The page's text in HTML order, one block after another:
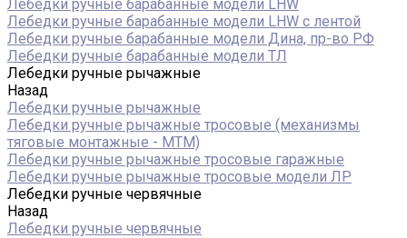
Лебедки ручные барабанные модели LHW
Лебедки ручные барабанные модели LHW c лентой
Лебедки ручные барабанные модели Дина, пр-во РФ
Лебедки ручные барабанные модели ТЛ
Лебедки ручные рычажные
Назад
Лебедки ручные рычажные
Лебедки ручные рычажные тросовые (механизмы
тяговые монтажные - МТМ)
Лебедки ручные рычажные тросовые гаражные
Лебедки ручные рычажные тросовые модели ЛР
Лебедки ручные червячные
Назад
Лебедки ручные червячные